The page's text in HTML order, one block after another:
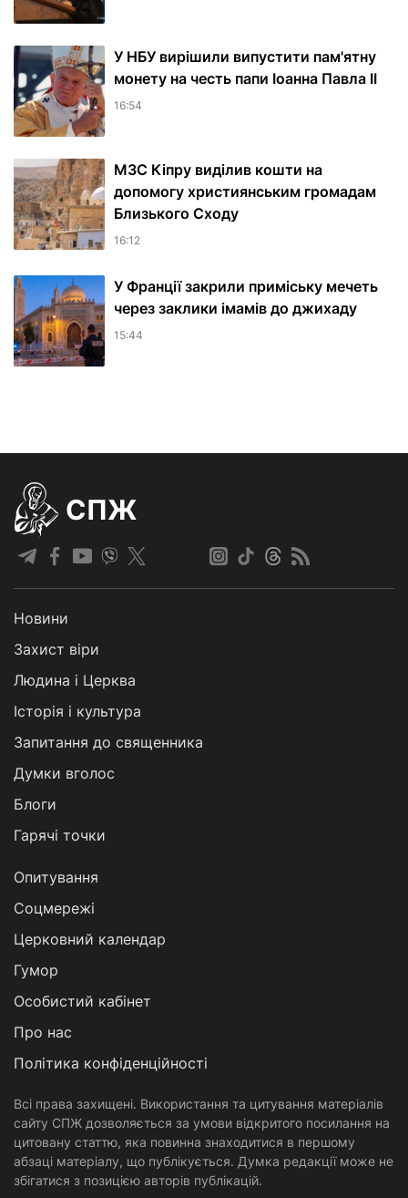
У НБУ вирішили випустити пам'ятну
монету на честь папи Іоанна Павла II
16:54
МЗС Кіпру виділив кошти на
допомогу християнським громадам
Близького Сходу
16:12
У Франції закрили приміську мечеть
через заклики імамів до джихаду
15:44
СПЖ
Новини
Захист віри
Людина і Церква
Історія і культура
Запитання до священника
Думки вголос
Блоги
Гарячі точки
Опитування
Соцмережі
Церковний календар
Гумор
Особистий кабінет
Про нас
Політика конфіденційності
Всі права захищені. Використання та цитування матеріалів
сайту СПЖ дозволяється за умови відкритого посилання на
цитовану статтю, яка повинна знаходитися в першому
абзаці матеріалу, що публікується. Думка редакції може не
збігатися з позицією авторів публікацій.